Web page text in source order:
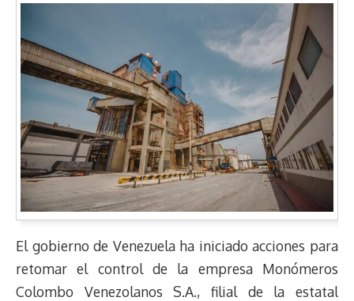
El gobierno de Venezuela ha iniciado acciones para
retomar el control de la empresa Monómeros
Colombo Venezolanos S.A., filial de la estatal